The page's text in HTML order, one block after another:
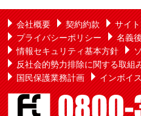
会社概要 契約約款 サイ
プライバシーポリシー
名義
情報セキュリティ基本方針
反社会的勢力排除に関する取組
国民保護業務計画
インボイ